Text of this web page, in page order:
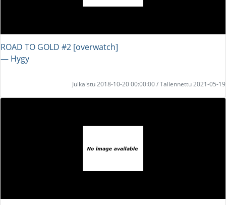
ROAD TO GOLD #2 [overwatch]
― Hygy
Julkaistu 2018-10-20 00:00:00 / Tallennettu 2021-05-19